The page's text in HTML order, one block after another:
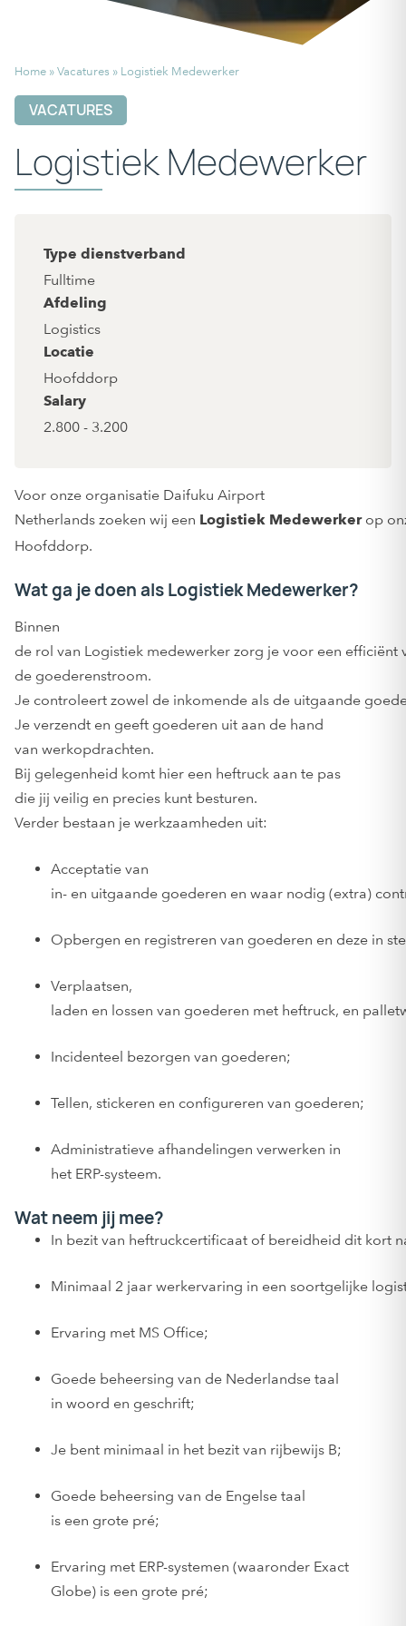
Home » Vacatures » Logistiek Medewerker
VACATURES
Logistiek Medewerker
Type dienstverband
Fulltime
Afdeling
Logistics
Locatie
Hoofddorp
Salary
2.800 - 3.200
Voor onze organisatie Daifuku Airport
Netherlands zoeken wij een Logistiek Medewerkerop
Hoofddorp.
Wat ga je doen als Logistiek Medewerker?
Binnen
de rol van Logistiek medewerker zorg je voor een efficiënt
de goederenstroom.
Je controleert zowel de inkomende als de uitgaande
Je verzendt en geeft goederen uit aan de hand
van werkopdrachten.
Bij gelegenheid komt hier een heftruck aan te pas
die jij veilig en precies kunt besturen.
Verder bestaan je werkzaamheden uit:
Acceptatie van
in- en uitgaande goederen en waar nodig (extra)
Opbergen en registreren van goederen en deze in
Verplaatsen,
laden en lossen van goederen met heftruck, en
Incidenteel bezorgen van goederen;
Tellen, stickeren en configureren van goederen;
Administratieve afhandelingen verwerken in
het ERP-systeem.
Wat neem jij mee?
In bezit van heftruckcertificaat of bereidheid dit kort
Minimaal 2 jaar werkervaring in een soortgelijke
Ervaring met MS Office;
Goede beheersing van de Nederlandse taal
in woord en geschrift;
Je bent minimaal in het bezit van rijbewijs B;
Goede beheersing van de Engelse taal
is een grote pré;
Ervaring met ERP-systemen (waaronder Exact
Globe) is een grote pré;